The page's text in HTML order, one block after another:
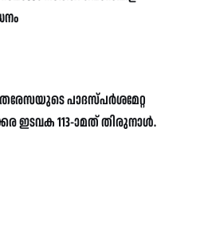
പാദസ്പർശമേറ്റ
ഇടവക 113-ാമത് തിരുനാൾ.